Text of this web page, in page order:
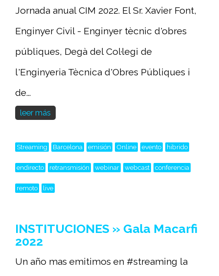
Jornada anual CIM 2022. El Sr. Xavier Font,
Enginyer Civil - Enginyer tècnic d'obres
públiques, Degà del Col·legi de
l'Enginyeria Tècnica d'Obres Públiques i
de...
leer más
Streaming Barcelona emisión Online evento hibrido
endirecto retransmisión webinar webcast conferencia
remoto live
INSTITUCIONES » Gala Macarfi
2022
Un año mas emitimos en #streaming la